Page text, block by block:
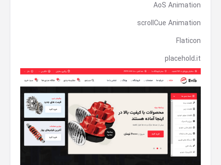
AoS Animation
scrollCue Animation
Flaticon
placehold.it